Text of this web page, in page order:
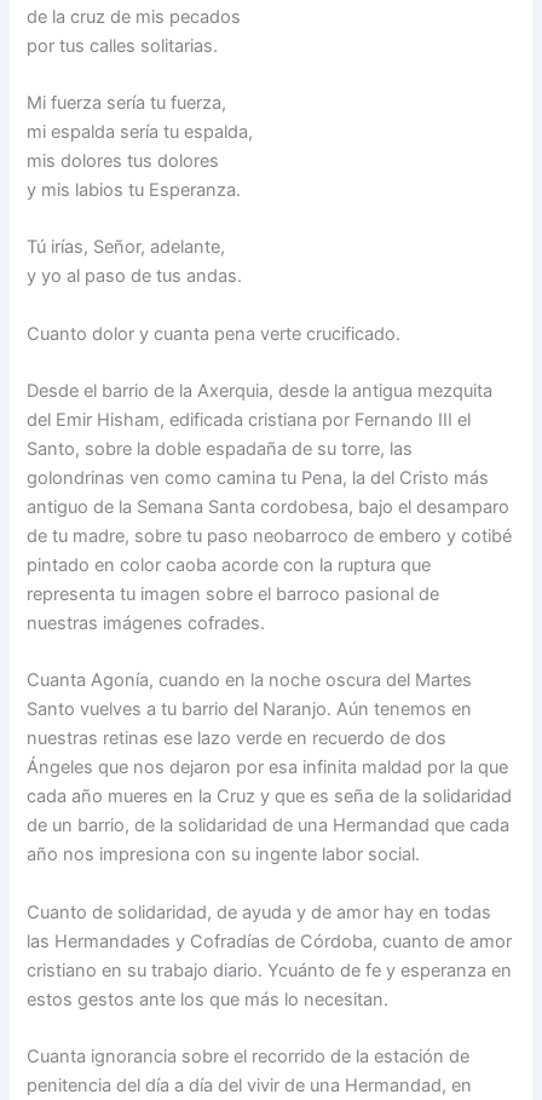
de la cruz de mis pecados
por tus calles solitarias.
Mi fuerza sería tu fuerza,
mi espalda sería tu espalda,
mis dolores tus dolores
y mis labios tu Esperanza.
Tú irías, Señor, adelante,
y yo al paso de tus andas.
Cuanto dolor y cuanta pena verte crucificado.
Desde el barrio de la Axerquia, desde la antigua mezquita
del Emir Hisham, edificada cristiana por Fernando III el
Santo, sobre la doble espadaña de su torre, las
golondrinas ven como camina tu Pena, la del Cristo más
antiguo de la Semana Santa cordobesa, bajo el desamparo
de tu madre, sobre tu paso neobarroco de embero y cotibé
pintado en color caoba acorde con la ruptura que
representa tu imagen sobre el barroco pasional de
nuestras imágenes cofrades.
Cuanta Agonía, cuando en la noche oscura del Martes
Santo vuelves a tu barrio del Naranjo. Aún tenemos en
nuestras retinas ese lazo verde en recuerdo de dos
Ángeles que nos dejaron por esa infinita maldad por la que
cada año mueres en la Cruz y que es seña de la solidaridad
de un barrio, de la solidaridad de una Hermandad que cada
año nos impresiona con su ingente labor social.
Cuanto de solidaridad, de ayuda y de amor hay en todas
las Hermandades y Cofradías de Córdoba, cuanto de amor
cristiano en su trabajo diario. Ycuánto de fe y esperanza en
estos gestos ante los que más lo necesitan.
Cuanta ignorancia sobre el recorrido de la estación de
penitencia del día a día del vivir de una Hermandad, en